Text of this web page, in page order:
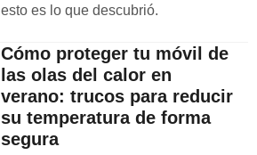
esto es lo que descubrió.
Cómo proteger tu móvil de
las olas del calor en
verano: trucos para reducir
su temperatura de forma
segura